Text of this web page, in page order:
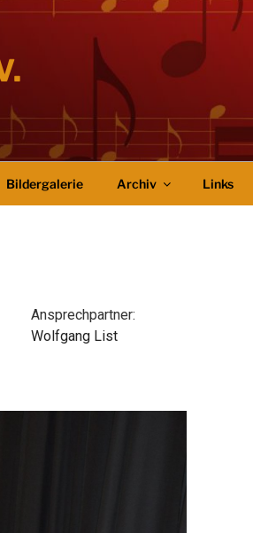
Bildergalerie Archiv Links
Ansprechpartner:
Wolfgang List